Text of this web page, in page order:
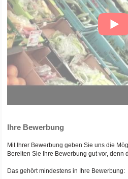
Ihre Bewerbung
Mit Ihrer Bewerbung geben Sie uns die
Bereiten Sie Ihre Bewerbung gut vor, denn
Das gehört mindestens in Ihre Bewerbung: